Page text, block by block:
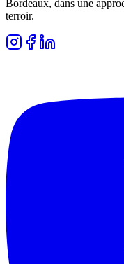
Bordeaux, dans une
terroir.